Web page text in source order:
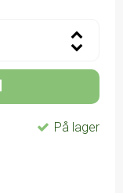
På lager